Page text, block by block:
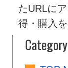
たURLに
得・購入
Category